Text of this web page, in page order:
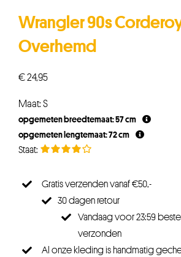
Wrangler 90s
Overhemd
€24,95
Maat: S
opgemeten breedtemaat: 57 cm
opgemeten lengtemaat: 72 cm
Gratis verzenden vanaf €50,-
30 dagen retour
Vandaag voor 23:59
verzonden
Al onze kleding is handmatig